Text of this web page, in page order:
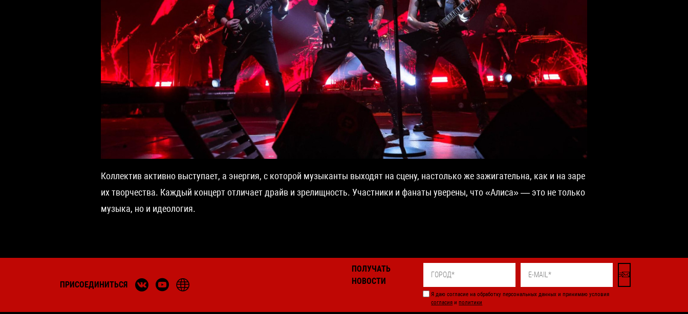
Коллектив активно выступает, а энергия, с которой музыканты выходят на сцену, настолько же зажигательна, как и на заре
их творчества. Каждый концерт отличает драйв и зрелищность. Участники и фанаты уверены, что «Алиса» — это не только
музыка, но и идеология.
ПРИСОЕДИНИТЬСЯ
ПОЛУЧАТЬ
НОВОСТИ
Я даю согласие на обработку персональных данных и принимаю условия
согласия иполитики